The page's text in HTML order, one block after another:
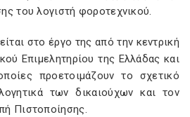
του λογιστή φοροτεχνικού.
στο έργο της από την κεντρική
Επιμελητηρίου της Ελλάδας και
προετοιμάζουν το σχετικό
των δικαιούχων και τον
Πιστοποίησης.